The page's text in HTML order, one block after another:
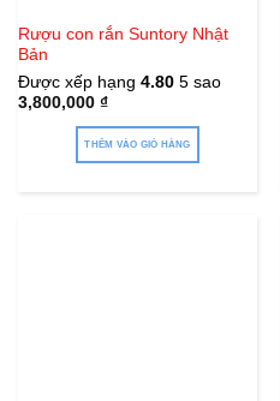
Rượu con rắn Suntory Nhật
Bản
Được xếp hạng 4.805 sao
3,800,000 ₫
THÊM VÀO GIỎ HÀNG